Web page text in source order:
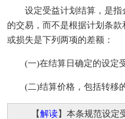
设定受益计划结算，是指
的交易，而不是根据计划条
或损失是下列两项的差额：
(一)在结算日确定的设定受
(二)结算价格，包括转移的
【解读】本条规范设定